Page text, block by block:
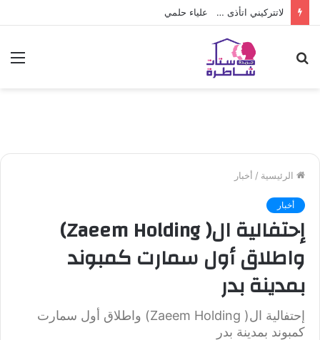
لاتتركيني اتأذى … علياء حلمي
الرئيسية / أخبار
أخبار
إحتفالية ال( Zaeem Holding)
واطلاق أول سمارت كمبوند
بمدينة بدر
إحتفالية ال( Zaeem Holding) واطلاق أول سمارت
كمبوند بمدينة بدر